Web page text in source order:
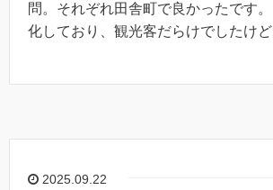
問。それぞれ田舎町で良かったです
化しており、観光客だらけでしたけど
2025.09.22